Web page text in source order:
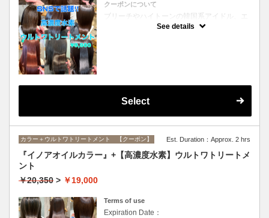
クーポンについて
ブリーチやハイトーンの韓国系アイドル、エ
イジング毛にお悩みの美魔女も夢中！全ての
See details
Select
カラー＋ウルトワトリートメント 【クーポン】 Est. Duration：Approx. 2 hrs
『イノアオイルカラー』+【高濃度水素】ウルトワトリートメ
ント
￥20,350 > ￥19,000
Terms of use
Expiration Date：